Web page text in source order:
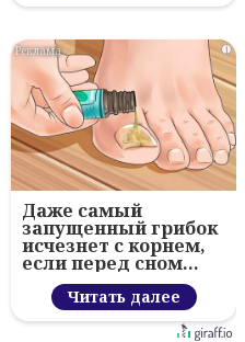
i
Даже самый
запущенный грибок
исчезнет с корнем,
если перед сном…
Читать далее